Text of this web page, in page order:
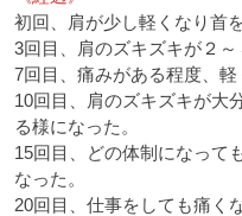
初回、肩が少し軽くなり首
3回目、肩のズキズキが２～
7回目、痛みがある程度、軽
10回目、肩のズキズキが大
る様になった。
15回目、どの体制になって
なった。
20回目、仕事をしても痛く